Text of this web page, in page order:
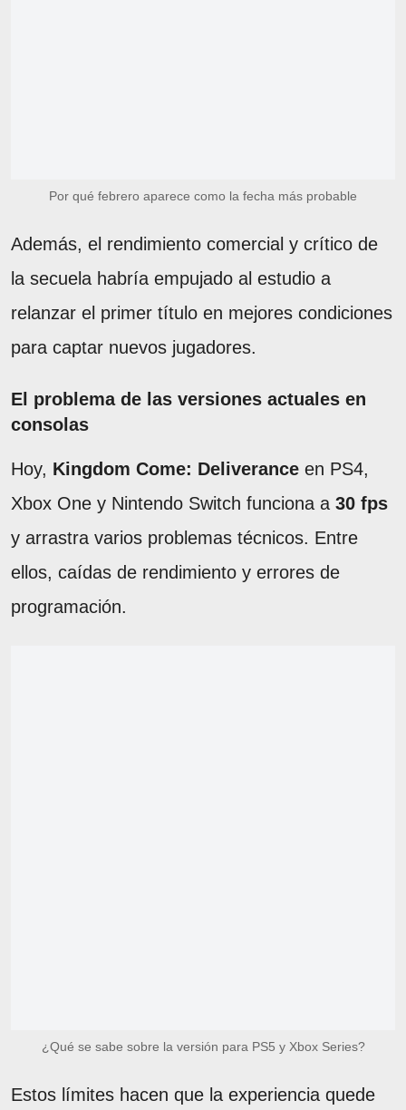
Por qué febrero aparece como la fecha más probable
Además, el rendimiento comercial y crítico de
la secuela habría empujado al estudio a
relanzar el primer título en mejores condiciones
para captar nuevos jugadores.
El problema de las versiones actuales en
consolas
Hoy, Kingdom Come: Deliverance en PS4,
Xbox One y Nintendo Switch funciona a 30 fps
y arrastra varios problemas técnicos. Entre
ellos, caídas de rendimiento y errores de
programación.
¿Qué se sabe sobre la versión para PS5 y Xbox Series?
Estos límites hacen que la experiencia quede